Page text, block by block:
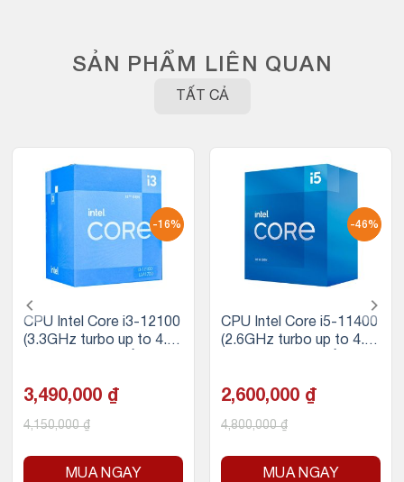
SẢN PHẨM LIÊN QUAN
TẤT CẢ
-16%
CPU Intel Core i3-12100
(3.3GHz turbo up to 4.3
et Intel LGA 1700)
3,490,000 ₫
4,150,000₫
MUA NGAY
-46%
CPU Intel Core i5-11400
(2.6GHz turbo up to 4.4
2,600,000 ₫
4,800,000₫
MUA NGAY